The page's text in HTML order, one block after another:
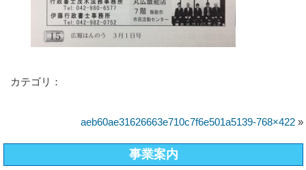
カテゴリ：
aeb60ae31626663e710c7f6e501a5139-768×422 »
事業案内